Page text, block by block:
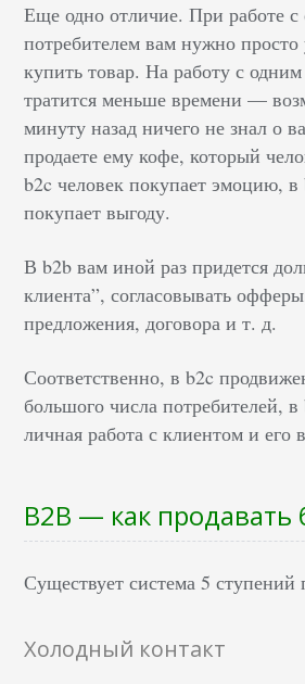
Еще одно отличие. При работе
потребителем вам нужно просто
купить товар. На работу с
тратится меньше времени —
минуту назад ничего не знал о
продаете ему кофе, который
b2c человек покупает эмоцию, в
покупает выгоду.
В b2b вам иной раз придется
клиента”, согласовывать
предложения, договора и т. д.
Соответственно, в b2c
большого числа потребителей,
личная работа с клиентом и его
B2B — как продавать
Существует система 5 ступений
Холодный контакт